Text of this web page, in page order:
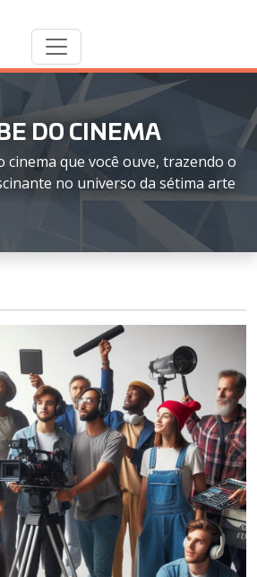
DO CINEMA
cinema que você ouve, trazendo o
no universo da sétima arte